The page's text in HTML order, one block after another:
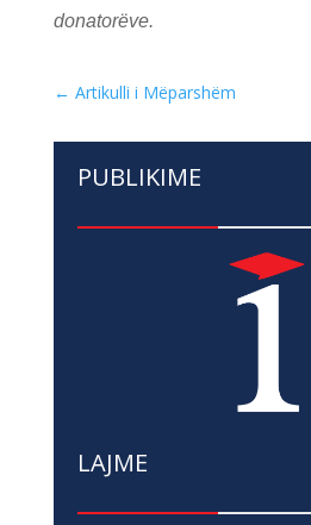
donatorëve.
← Artikulli i Mëparshëm
PUBLIKIME
LAJME